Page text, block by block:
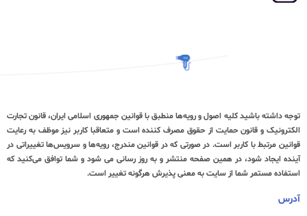
توجه داشته باشید کلیه اصول و رویه‏‌ها منطبق با قوانین جمهوری اسلامی ایران، قانون تجارت
الکترونیک و قانون حمایت از حقوق مصرف کننده است و متعاقبا کاربر نیز موظف به رعایت
قوانین مرتبط با کاربر است. در صورتی که در قوانین مندرج، رویه‏‌ها و سرویس‏‌ها تغییراتی در
آینده ایجاد شود، در همین صفحه منتشر و به روز رسانی می شود و شما توافق می‏‌کنید که
استفاده مستمر شما از سایت به معنی پذیرش هرگونه تغییر است.
آدرس